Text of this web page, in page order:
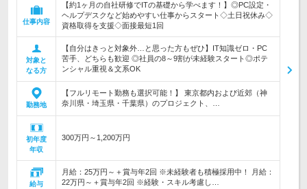
仕事内容
【約1ヶ月の自社研修でITの基礎から学べます！】◎PC設定・
ヘルプデスクなど始めやすい仕事からスタート◇土日祝休み◇
資格取得を支援◇面接最短1回
対象と
なる方
【自分はきっと対象外…と思った方もぜひ】IT知識ゼロ・PC
苦手、どちらも歓迎 ◎社員の8～9割が未経験スタート◎ポテ
ンシャル重視＆文系OK
勤務地
【フルリモート勤務も選択可能！】 東京都内および近郊（神
奈川県・埼玉県・千葉県）のプロジェクト、…
初年度
年収
300万円～1,200万円
給与
月給：25万円～＋賞与年2回 ※未経験者も積極採用中！ 月給：
22万円～＋賞与年2回 ※経験・スキル考慮し…